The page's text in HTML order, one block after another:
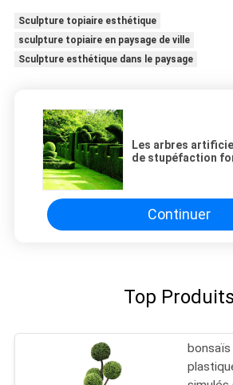
Sculpture topiaire esthétique
sculpture topiaire en paysage de ville
Sculpture esthétique dans le paysage
Les arbres
de stupéfaction
Continuer
Top Produits